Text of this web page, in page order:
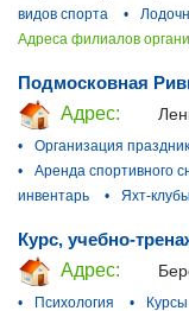
видов спорта
•
Адреса филиалов
Подмосковная
Адрес:
•
Организация
•
Аренда спортивного
инвентарь
• Яхт-клубы
Курс, учебно-
Адрес:
•
Психология •